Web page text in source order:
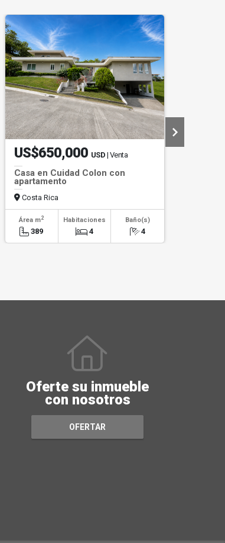
US$650,000 USD | Venta
Casa en Cuidad Colon con
apartamento
Costa Rica
Área m2
389
Habitaciones
4
Baño(s)
4
Oferte su inmueble
con nosotros
OFERTAR